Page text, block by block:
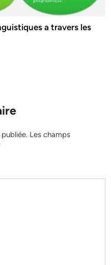
a travers les
Les champs